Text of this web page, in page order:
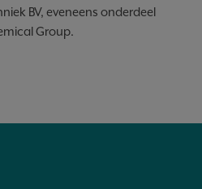
BV, eveneens onderdeel
Group.